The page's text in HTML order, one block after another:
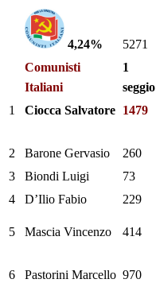
4,24% 5271
Comunisti
Italiani
1
seggio
1 Ciocca Salvatore 1479
2
Barone Gervasio 260
3
Biondi Luigi 73
4
D’Ilio Fabio 229
5 Mascia Vincenzo 414
6 Pastorini Marcello 970